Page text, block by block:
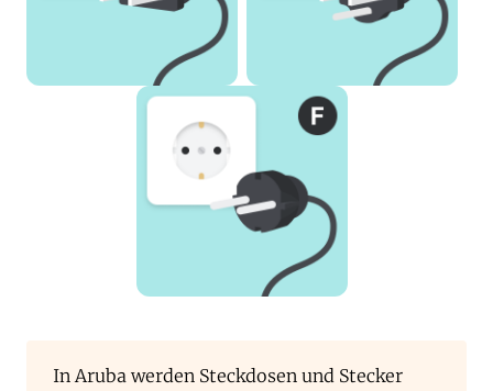
In Aruba werden Steckdosen und Stecker